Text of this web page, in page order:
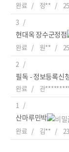
완료 정**
3
현대옥 장수군정점
완료 원**
2
필독 - 정보등록신
완료 관
1
산마루민박
완료 김**